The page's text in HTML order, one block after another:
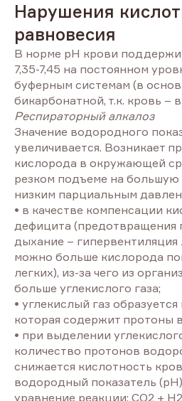
Нарушения
равновесия
В норме pH крови
7,35-7,45 на постоянном
буферным системам (в
бикарбонатной, т.к. кровь –
Респираторный алкалоз
Значение водородного
увеличивается. Возникает
кислорода в окружающей
резком подъеме на большую
низким парциальным
• в качестве компенсации
дефицита (предотвращения
дыхание – гипервентиляция
можно больше кислорода
легких), из-за чего из
больше углекислого газа;
• углекислый газ
которая содержит протоны
• при выделении
количество протонов
снижается кислотность
водородный показатель (рН)
уравнение реакции: СО2 +